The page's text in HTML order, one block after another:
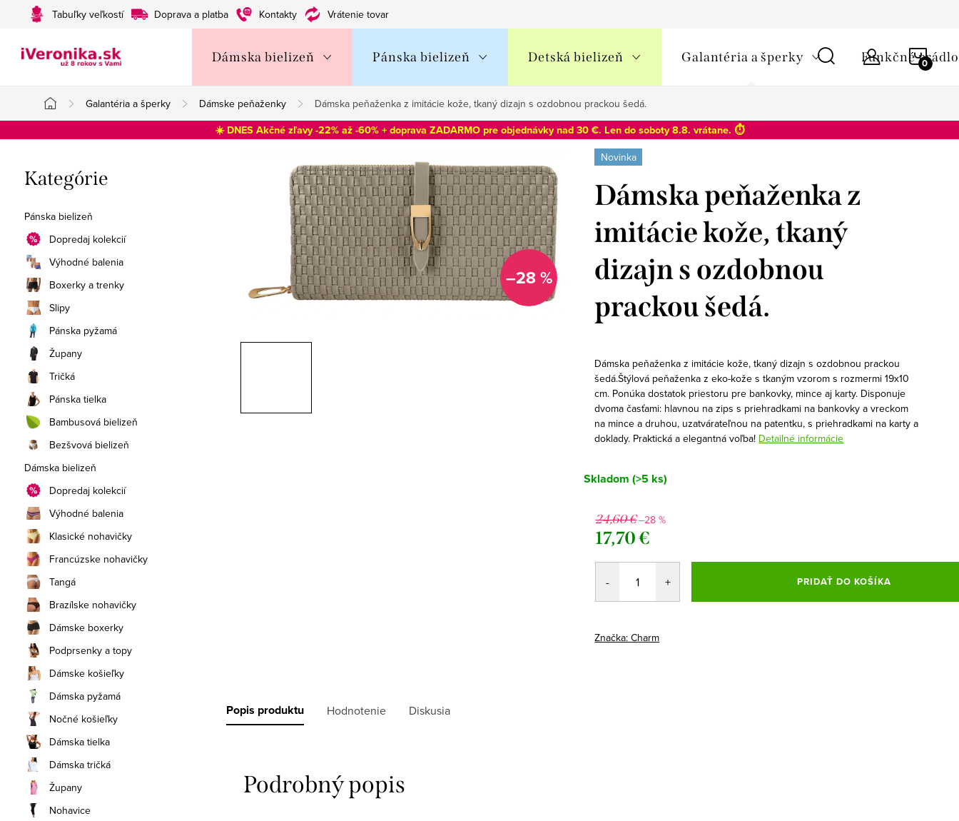
Tabuľky veľkostí Doprava a platba Kontakty Vrátenie tovaru
Dámska bielizeň Pánska bielizeň Detská bielizeň Galantéria a šperky Funkčné prádlo
Domov
Galantéria a šperky Dámske peňaženky Dámska peňaženka z imitácie kože, tkaný dizajn s ozdobnou prackou šedá.
☀️ DNES Akčné zľavy -22% až -60% + doprava ZADARMO pre objednávky nad 30 €. Len dosoboty 8.8. vrátane. ⏱️
o
č
n
ý
p
a
n
e
l
Preskočiť
kategórie
Kategórie
Pánska bielizeň
Dopredaj kolekcií
Výhodné balenia
Boxerky a trenky
Slipy
Pánska pyžamá
Župany
Tričká
Pánska tielka
Bambusová bielizeň
Bezšvová bielizeň
Dámska bielizeň
Dopredaj kolekcií
Výhodné balenia
Klasické nohavičky
Francúzske nohavičky
Tangá
Brazílske nohavičky
Dámske boxerky
Podprsenky a topy
Dámske košieľky
Dámska pyžamá
Nočné košieľky
Dámska tielka
Dámska tričká
Župany
Nohavice
–28 %
Novinka
Dámska peňaženka z
imitácie kože, tkaný
dizajn s ozdobnou
prackou šedá.
Dámska peňaženka z imitácie kože, tkaný dizajn s ozdobnou prackou
šedá.Štýlová peňaženka z eko-kože s tkaným vzorom s rozmermi 19x10
cm. Ponúka dostatok priestoru pre bankovky, mince aj karty. Disponuje
dvoma časťami: hlavnou na zips s priehradkami na bankovky a vreckom
na mince a druhou, uzatvárateľnou na patentku, s priehradkami na karty a
doklady. Praktická a elegantná voľba! Detailné informácie
Skladom (>5 ks)
24,60 €–28 %
17,70 €
Jednotková
PRIDAŤ DO KOŠÍKA
Značka:Charm
Popis produktu Hodnotenie Diskusia
Podrobný popis